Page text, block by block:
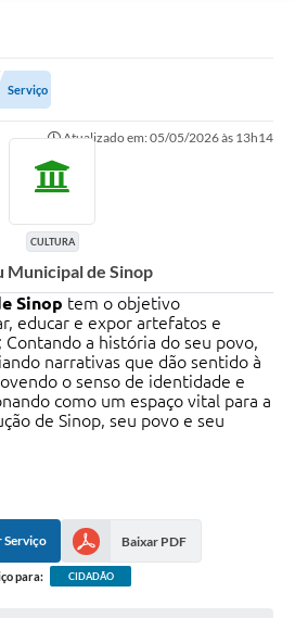
Serviço
Atualizado em: 05/05/2026 às 13h14
CULTURA
Municipal de Sinop
Sinop tem o objetivo
educar e expor artefatos e
Contando a história do seu povo,
narrativas que dão sentido à
o senso de identidade e
como um espaço vital para a
de Sinop, seu povo e seu
Serviço Baixar PDF
para: CIDADÃO